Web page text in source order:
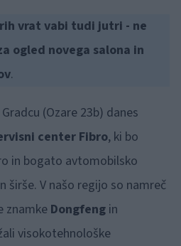
vrat vabi tudi jutri - ne
ogled novega salona in
.
(Ozare 23b) danes
center Fibro, ki bo
in bogato avtomobilsko
širše. V našo regijo so namreč
znamke Dongfeng in
visokotehnološke